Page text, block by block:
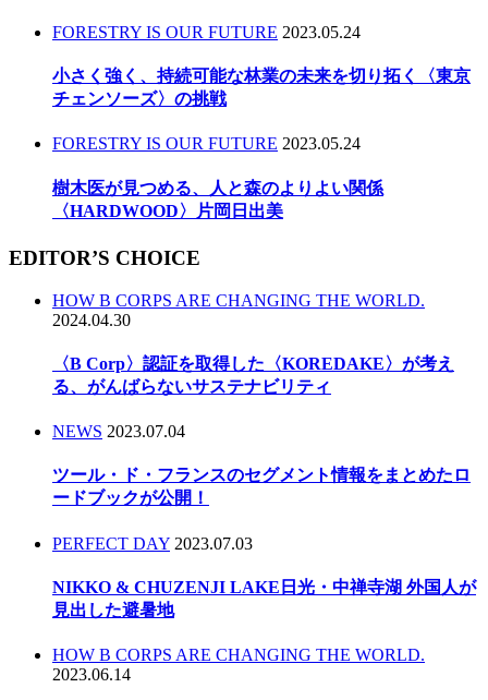
FORESTRY IS OUR FUTURE 2023.05.24
小さく強く、持続可能な林業の未来を切り拓く〈東京
チェンソーズ〉の挑戦
FORESTRY IS OUR FUTURE 2023.05.24
樹木医が見つめる、人と森のよりよい関係
〈HARDWOOD〉片岡日出美
EDITOR’S CHOICE
HOW B CORPS ARE CHANGING THE WORLD.
2024.04.30
〈B Corp〉認証を取得した〈KOREDAKE〉が考え
る、がんばらないサステナビリティ
NEWS 2023.07.04
ツール・ド・フランスのセグメント情報をまとめたロ
ードブックが公開！
PERFECT DAY 2023.07.03
NIKKO & CHUZENJI LAKE日光・中禅寺湖 外国人が
見出した避暑地
HOW B CORPS ARE CHANGING THE WORLD.
2023.06.14